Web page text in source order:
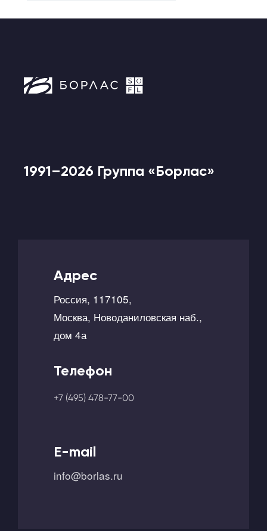
1991–2026 Группа «Борлас»
Адрес
Россия, 117105,
Москва, Новоданиловская наб.,
дом 4а
Телефон
+7 (495) 478-77-00
E-mail
info@borlas.ru